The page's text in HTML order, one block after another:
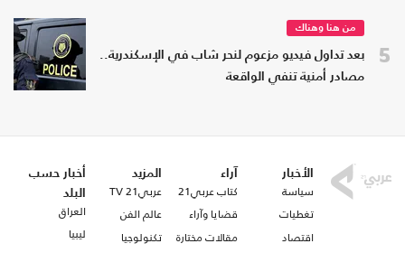
5
من هنا وهناك
بعد تداول فيديو مزعوم لنحر شاب في الإسكندرية..
مصادر أمنية تنفي الواقعة
الأخبار
سياسة
تغطيات
اقتصاد
آراء
كتاب عربي21
قضايا وآراء
مقالات مختارة
المزيد
عربي21 TV
عالم الفن
تكنولوجيا
أخبار حسب
البلد
العراق
ليبيا